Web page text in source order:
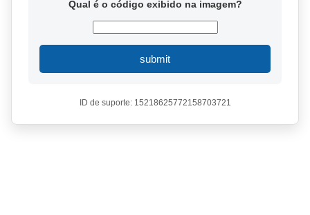
Qual é o código exibido na imagem?
submit
ID de suporte: 15218625772158703721